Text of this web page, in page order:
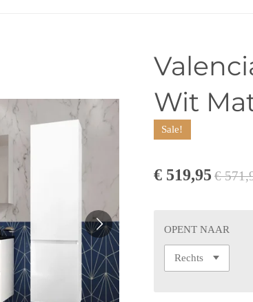
Wit
Sale!
€ 519,95 €
OPENT NAAR